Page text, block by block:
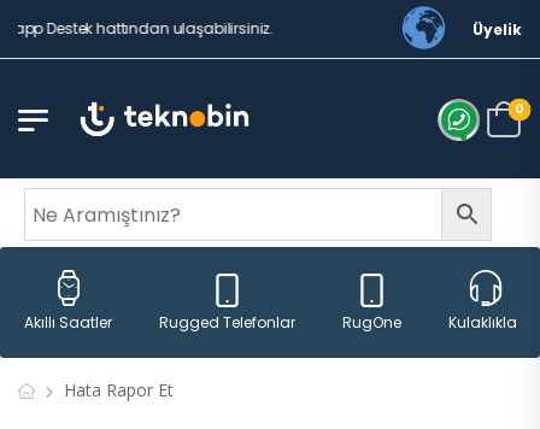
Destek hattından ulaşabilirsiniz. Üyelik
0
Akıllı Saatler Rugged Telefonlar RugOne Kulaklıklar
Hata Rapor Et